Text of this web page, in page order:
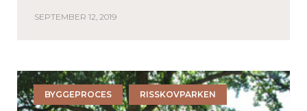
SEPTEMBER 12, 2019
BYGGEPROCES RISSKOVPARKEN